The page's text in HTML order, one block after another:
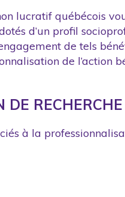
lucratif québécois
d’un profil
de tels
de
DE RECHERCHE
à la